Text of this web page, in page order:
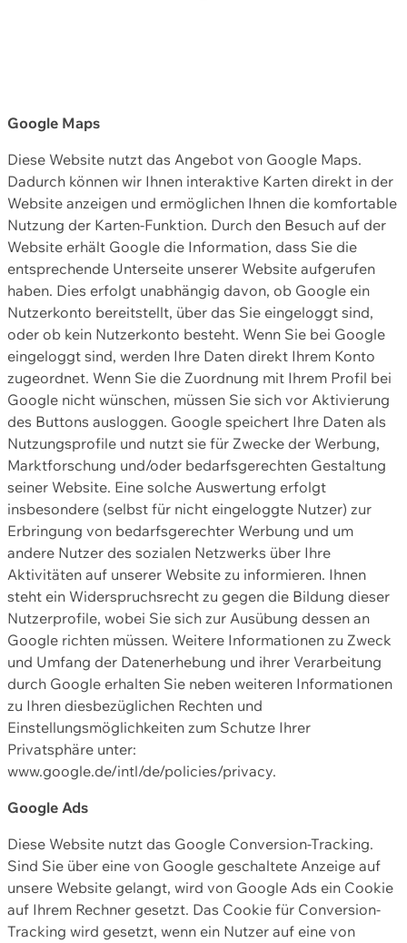
Google Maps
Diese Website nutzt das Angebot von Google Maps.
Dadurch können wir Ihnen interaktive Karten direkt in der
Website anzeigen und ermöglichen Ihnen die komfortable
Nutzung der Karten-Funktion. Durch den Besuch auf der
Website erhält Google die Information, dass Sie die
entsprechende Unterseite unserer Website aufgerufen
haben. Dies erfolgt unabhängig davon, ob Google ein
Nutzerkonto bereitstellt, über das Sie eingeloggt sind,
oder ob kein Nutzerkonto besteht. Wenn Sie bei Google
eingeloggt sind, werden Ihre Daten direkt Ihrem Konto
zugeordnet. Wenn Sie die Zuordnung mit Ihrem Profil bei
Google nicht wünschen, müssen Sie sich vor Aktivierung
des Buttons ausloggen. Google speichert Ihre Daten als
Nutzungsprofile und nutzt sie für Zwecke der Werbung,
Marktforschung und/oder bedarfsgerechten Gestaltung
seiner Website. Eine solche Auswertung erfolgt
insbesondere (selbst für nicht eingeloggte Nutzer) zur
Erbringung von bedarfsgerechter Werbung und um
andere Nutzer des sozialen Netzwerks über Ihre
Aktivitäten auf unserer Website zu informieren. Ihnen
steht ein Widerspruchsrecht zu gegen die Bildung dieser
Nutzerprofile, wobei Sie sich zur Ausübung dessen an
Google richten müssen. Weitere Informationen zu Zweck
und Umfang der Datenerhebung und ihrer Verarbeitung
durch Google erhalten Sie neben weiteren Informationen
zu Ihren diesbezüglichen Rechten und
Einstellungsmöglichkeiten zum Schutze Ihrer
Privatsphäre unter:
www.google.de/intl/de/policies/privacy.
Google Ads
Diese Website nutzt das Google Conversion-Tracking.
Sind Sie über eine von Google geschaltete Anzeige auf
unsere Website gelangt, wird von Google Ads ein Cookie
auf Ihrem Rechner gesetzt. Das Cookie für Conversion-
Tracking wird gesetzt, wenn ein Nutzer auf eine von